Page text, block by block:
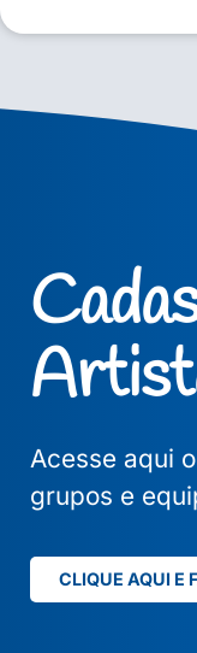
Acesse aqui
grupos e
CLIQUE AQUI E